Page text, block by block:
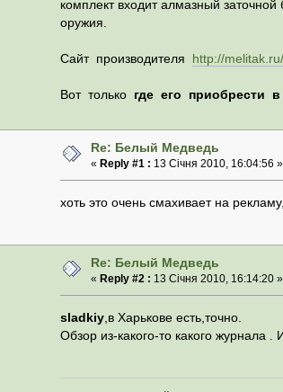
комплект входит алмазный
оружия.
Сайт производителя http://
Вот только где его приобрести
Re: Белый Медведь
« Reply #1 : 13 Січня 2010, 16:04:56 »
хоть это очень смахивает на
Re: Белый Медведь
« Reply #2 : 13 Січня 2010, 16:14:20 »
sladkiy ,в Харькове есть,точно.
Обзор из-какого-то какого журнала